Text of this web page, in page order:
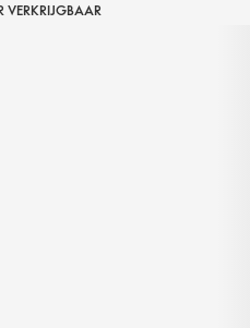
VERKRIJGBAAR